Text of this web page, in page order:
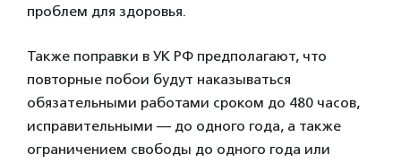
проблем для здоровья.
Также поправки в УК РФ предполагают, что
повторные побои будут наказываться
обязательными работами сроком до 480 часов,
исправительными — до одного года, а также
ограничением свободы до одного года или